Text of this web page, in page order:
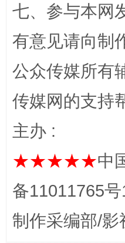
这是一记警钟
七、参与本网
有意见请向制
公众传媒所有
传媒网的支持
主办 :
★★★★★中
备11011765
制作采编部/影